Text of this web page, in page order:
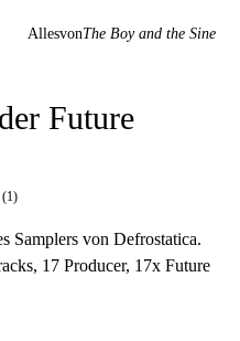
AllesvonThe Boy and the Sine
Future
(1)
Samplers von Defrostatica.
17 Producer, 17x Future